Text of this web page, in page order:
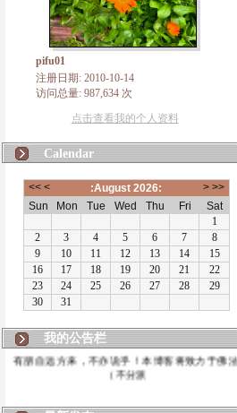
pifu01
注册日期: 2010-10-14
访问总量: 987,634 次
点击查看我的个人资料
Calendar
我的公告栏
有朋自远方来，不亦说乎！本博客将致力于佛法
（不分派